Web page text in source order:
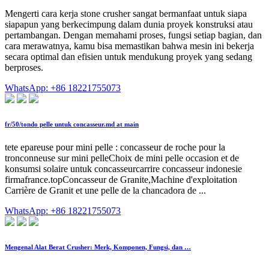
Mengerti cara kerja stone crusher sangat bermanfaat untuk siapa
siapapun yang berkecimpung dalam dunia proyek konstruksi atau
pertambangan. Dengan memahami proses, fungsi setiap bagian, dan
cara merawatnya, kamu bisa memastikan bahwa mesin ini bekerja
secara optimal dan efisien untuk mendukung proyek yang sedang
berproses.
WhatsApp: +86 18221755073
fr/50/tondo pelle untuk concasseur.md at main
tete epareuse pour mini pelle : concasseur de roche pour la
tronconneuse sur mini pelleChoix de mini pelle occasion et de
konsumsi solaire untuk concasseurcarrire concasseur indonesie
firmafrance.topConcasseur de Granite,Machine d'exploitation
Carrière de Granit et une pelle de la chancadora de ...
WhatsApp: +86 18221755073
Mengenal Alat Berat Crusher: Merk, Komponen, Fungsi, dan …